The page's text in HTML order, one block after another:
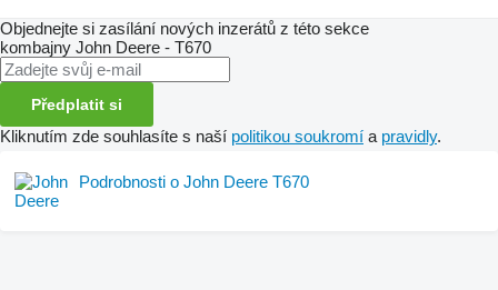
Objednejte si zasílání nových inzerátů z této sekce
kombajny John Deere - T670
Předplatit si
Kliknutím zde souhlasíte s naší politikou soukromí a pravidly.
Podrobnosti o John Deere T670